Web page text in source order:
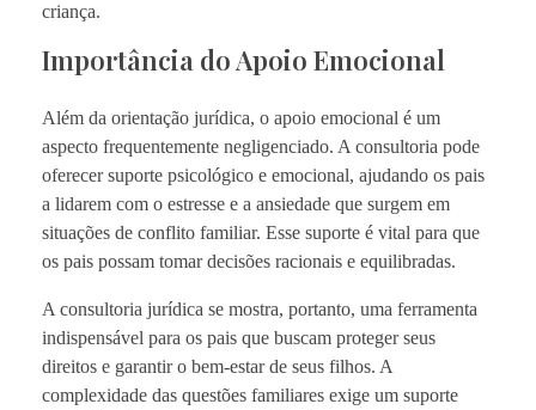
criança.
Importância do Apoio Emocional
Além da orientação jurídica, o apoio emocional é um
aspecto frequentemente negligenciado. A consultoria pode
oferecer suporte psicológico e emocional, ajudando os pais
a lidarem com o estresse e a ansiedade que surgem em
situações de conflito familiar. Esse suporte é vital para que
os pais possam tomar decisões racionais e equilibradas.
A consultoria jurídica se mostra, portanto, uma ferramenta
indispensável para os pais que buscam proteger seus
direitos e garantir o bem-estar de seus filhos. A
complexidade das questões familiares exige um suporte